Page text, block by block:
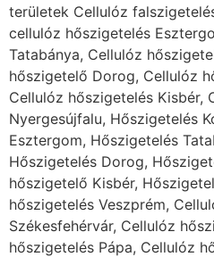
területek Cellulóz
cellulóz hőszigetelés
Tatabánya, Cellulóz
hőszigetelő Dorog, Cellulóz
Cellulóz hőszigetelés Kisbér,
Nyergesújfalu, Hőszigetelés
Esztergom, Hőszigetelés
Hőszigetelés Dorog,
hőszigetelő Kisbér,
hőszigetelés Veszprém,
Székesfehérvár, Cellulóz
hőszigetelés Pápa, Cellulóz